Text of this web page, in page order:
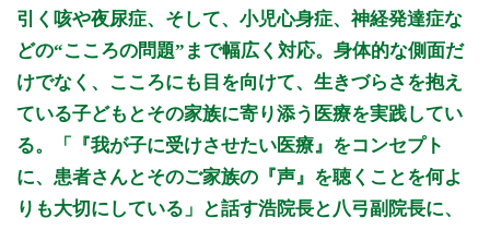
>>病院なびで医療機関の詳細を見る
公式HPはこちら
引く咳や夜尿症、そして、小児心身症、神経発達症な
どの“こころの問題”まで幅広く対応。身体的な側面だ
けでなく、こころにも目を向けて、生きづらさを抱え
ている子どもとその家族に寄り添う医療を実践してい
る。「『我が子に受けさせたい医療』をコンセプト
に、患者さんとそのご家族の『声』を聴くことを何よ
りも大切にしている」と話す浩院長と八弓副院長に、